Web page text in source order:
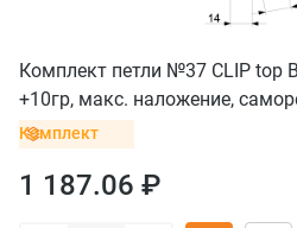
Комплект петли №37 CLIP top
+10гр, макс. наложение,
Комплект
1 187.06 ₽